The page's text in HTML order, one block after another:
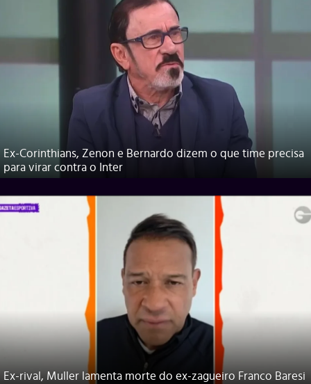
Ex-Corinthians, Zenon e Bernardo dizem o que time precisa
para virar contra o Inter
Ex-rival, Muller lamenta morte do ex-zagueiro Franco Baresi